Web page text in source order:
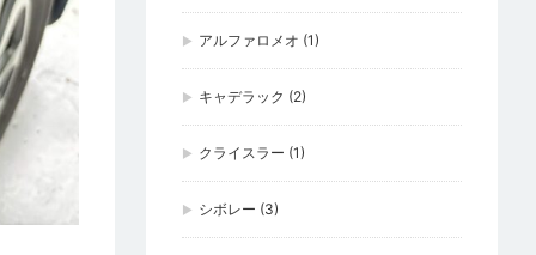
アルファロメオ (1)
キャデラック (2)
クライスラー (1)
シボレー (3)